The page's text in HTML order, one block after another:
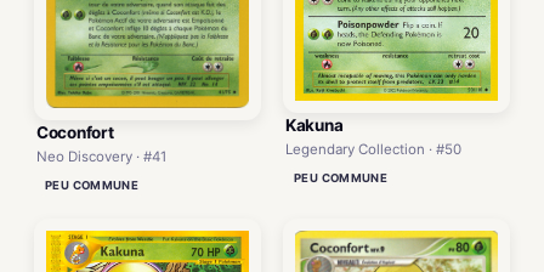
Coconfort
Neo Discovery · #41
PEU COMMUNE
Kakuna
Legendary Collection · #50
PEU COMMUNE